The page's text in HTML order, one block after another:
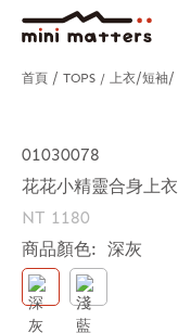
首頁 TOPS / 上衣 短袖
01030078
花花小精靈合身上衣
NT 1180
商品顏色: 深灰